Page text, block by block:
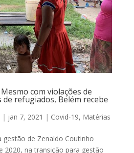
Mesmo com violações de
refugiados, Belém recebe
| jan 7, 2021 | Covid-19, Matérias
gestão de Zenaldo Coutinho
2020, na transição para gestão